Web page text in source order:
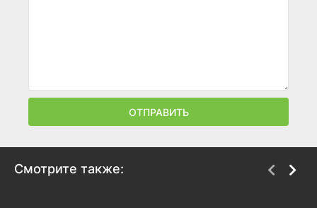
ОТПРАВИТЬ
Смотрите также: